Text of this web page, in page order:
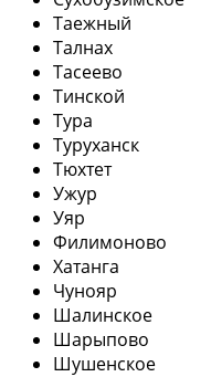
Таежный
Талнах
Тасеево
Тинской
Тура
Туруханск
Тюхтет
Ужур
Уяр
Филимоново
Хатанга
Чунояр
Шалинское
Шарыпово
Шушенское